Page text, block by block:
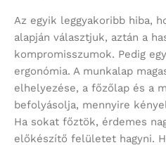
Az egyik leggyakoribb hiba,
alapján választjuk, aztán a
kompromisszumok. Pedig
ergonómia. A munkalap
elhelyezése, a főzőlap és a
befolyásolja, mennyire
Ha sokat főztök, érdemes
előkészítő felületet hagyni.